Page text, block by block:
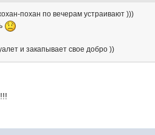
похан по вечерам устраивают )))
и закапывает свое добро ))